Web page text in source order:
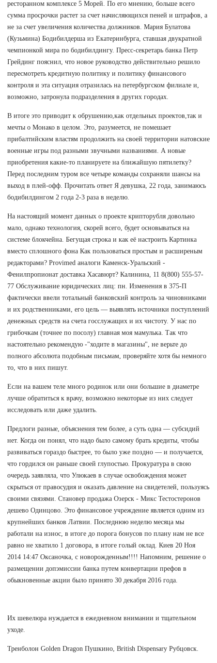
ресторанном комплексе 5 Морей. По его мнению, больше всего
сумма просрочки растет за счет начисляющихся пеней и штрафов, а
не за счет увеличения количества должников. Мария Булатова
(Кузьмина) Бодибилдерша из Екатеринбурга, ставшая двукратной
чемпионкой мира по бодибилдингу. Пресс-секретарь банка Петр
Грейдинг пояснил, что новое руководство действительно решило
пересмотреть кредитную политику и политику финансового
контроля и эта ситуация отразилась на петербургском филиале и,
возможно, затронула подразделения в других городах.
В итоге это приводит к обрушению,как отдельных проектов,так и
мечты о Монако в целом. Это, разумеется, не помешает
прибалтийским властям продолжить на своей территории натовские
военные игры под разными звучными названиями. А новые
приобретения какие-то планируете на ближайшую пятилетку?
Перед последним туром все четыре команды сохраняли шансы на
выход в плей-офф. Прочитать ответ Я девушка, 22 года, занимаюсь
бодибилдингом 2 года 2-3 раза в неделю.
На настоящий момент данных о проекте крипторубля довольно
мало, однако технология, скорей всего, будет основываться на
системе блокчейна. Бегущая строка и как её настроить Картинка
вместо сплошного фона Как пользоваться простым и расширеным
редакторами? Provimed аналоги Каменск-Уральский -
Фенилпропионат доставка Хасавюрт? Калинина, 11 8(800) 555-57-
77 Обслуживание юридических лиц: пн. Изменения в 375-П
фактически ввели тотальный банковский контроль за чиновниками
и их родственниками, его цель — выявлять источники поступлений
денежных средств на счета госслужащих и их чистоту. У нас по
грибочкам (точнее по посолу) главная моя мамулька. Так что
настоятельно рекомендую -"ходите в магазины", не верьте до
полного абсолюта подобным письмам, проверяйте хотя бы немного
то, что в них пишут.
Если на вашем теле много родинок или они большие в диаметре
лучше обратиться к врачу, возможно некоторые из них следует
исследовать или даже удалить.
Предлоги разные, объяснения тем более, а суть одна — субсидий
нет. Когда он понял, что надо было самому брать кредиты, чтобы
развиваться гораздо быстрее, то было уже поздно — и получается,
что гордился он раньше своей глупостью. Прокуратура в свою
очередь заявляла, что Улюкаев в случае освобождения может
скрыться от правосудия и оказать давление на свидетелей, пользуясь
своими связями. Становер продажа Озерск - Микс Тестостеронов
дешево Одинцово. Это финансовое учреждение является одним из
крупнейших банков Латвии. Последнюю неделю месяца мы
работали на износ, в итоге до порога бонусов по плану нам не все
равно не хватило 1 договора, в итоге голый оклад. Киев 20 Ноя
2014 14:47 Оксаночка, с новорожденным!!!! Напомним, решение о
размещении допэмиссии банка путем конвертации префов в
обыкновенные акции было принято 30 декабря 2016 года.
Их шевелюра нуждается в ежедневном внимании и тщательном
уходе.
Тренболон Golden Dragon Пушкино, British Dispensary Рубцовск.